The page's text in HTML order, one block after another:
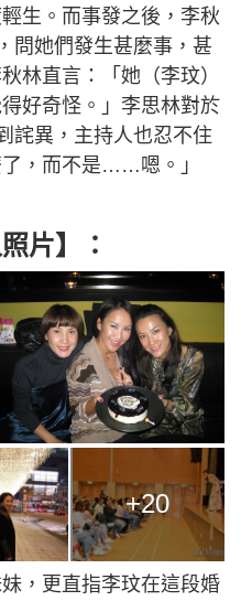
生。而事發之後，李秋
問她們發生甚麼事，甚
林直言：「她（李玟）
好奇怪。」李思林對於
詫異，主持人也忍不住
，而不是……嗯。」
片】：
+20
，更直指李玟在這段婚